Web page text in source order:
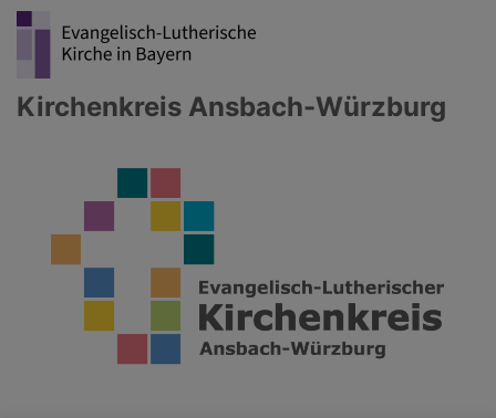
Direkt
Inhalt
Kirchenkreis Ansbach-Würzburg